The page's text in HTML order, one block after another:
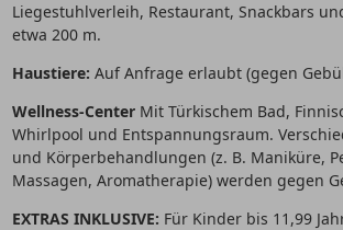
Liegestuhlverleih, Restaurant, Snackbars
etwa 200 m.
Haustiere: Auf Anfrage erlaubt (gegen
Wellness-CenterMit Türkischem Bad,
Whirlpool und Entspannungsraum.
und Körperbehandlungen (z. B. Maniküre,
Massagen, Aromatherapie) werden gegen
EXTRAS INKLUSIVE: Für Kinder bis 11,99